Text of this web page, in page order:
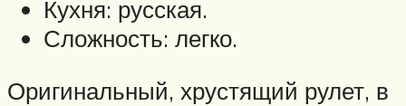
Кухня: русская.
Сложность: легко.
Оригинальный, хрустящий рулет, в